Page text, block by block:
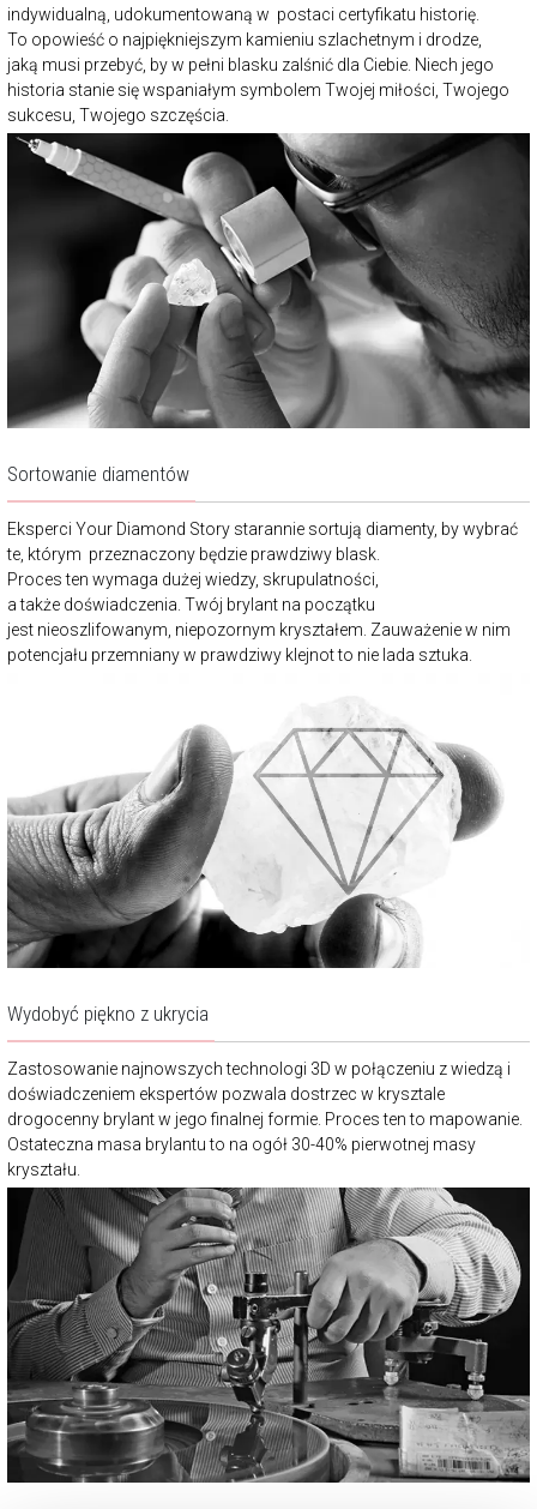
indywidualną, udokumentowaną w postaci certyfikatu historię.
To opowieść o najpiękniejszym kamieniu szlachetnym i drodze,
jaką musi przebyć, by w pełni blasku zalśnić dla Ciebie. Niech jego
historia stanie się wspaniałym symbolem Twojej miłości, Twojego
sukcesu, Twojego szczęścia.
Sortowanie diamentów
Eksperci Your Diamond Story starannie sortują diamenty, by wybrać
te, którym przeznaczony będzie prawdziwy blask.
Proces ten wymaga dużej wiedzy, skrupulatności,
a także doświadczenia. Twój brylant na początku
jest nieoszlifowanym, niepozornym kryształem. Zauważenie w nim
potencjału przemniany w prawdziwy klejnot to nie lada sztuka.
Wydobyć piękno z ukrycia
Zastosowanie najnowszych technologi 3D w połączeniu z wiedzą i
doświadczeniem ekspertów pozwala dostrzec w krysztale
drogocenny brylant w jego finalnej formie. Proces ten to mapowanie.
Ostateczna masa brylantu to na ogół 30-40% pierwotnej masy
kryształu.